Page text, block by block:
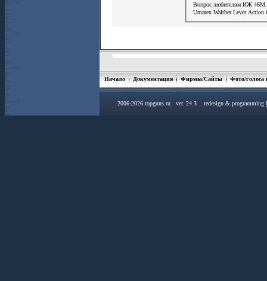
Вопрос любителям ИЖ 46М.
Umarex Walther Lever
Начало Документация Фирмы/Сайты Фото/голоса
2006-2026 topguns.ru ver. 24.3 redesign & programming